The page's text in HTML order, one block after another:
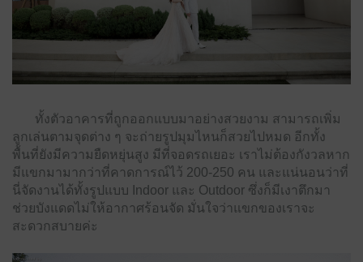
ทั้งตัวอาคารที่ถูกออกแบบมาอย่างสวยงาม สามารถเพิ่ม
ลูกเล่นตามจุดต่าง ๆ จะถ่ายรูปมุมไหนก็สวยไปหมด อีกทั้ง
พื้นที่ยังมีความยืดหยุ่นสูง มีที่จอดรถเยอะ เราไม่ต้องกังวลหาก
มีแขกมามากว่าที่คาดการณ์ไว้ 200-250 คน และแน่นอนว่าที่
นี่จัดงานได้ทั้งรูปแบบ Indoor และ Outdoor ซึ่งก็มีเงาตึกมา
ช่วยบังแดดไม่ให้อากาศร้อนจัด มั่นใจว่าแขกของเราจะ
สะดวกสบายค่ะ